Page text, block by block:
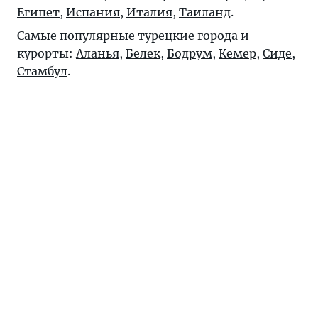
Египет, Испания, Италия, Таиланд.
Самые популярные турецкие города и
курорты:Аланья, Белек, Бодрум, Кемер, Сиде,
Стамбул.